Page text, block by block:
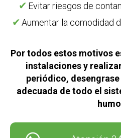
Evitar riesgos de
Aumentar la comodidad
Por todos estos motivos
instalaciones y
periódico,
adecuada de todo el